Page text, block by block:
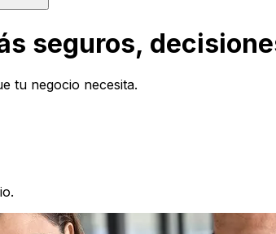
seguros,
tu negocio necesita.